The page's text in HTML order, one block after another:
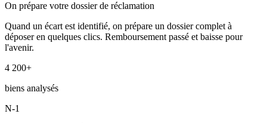
On prépare votre dossier de réclamation
Quand un écart est identifié, on prépare un dossier complet à
déposer en quelques clics. Remboursement passé et baisse pour
l'avenir.
4 200+
biens analysés
N-1